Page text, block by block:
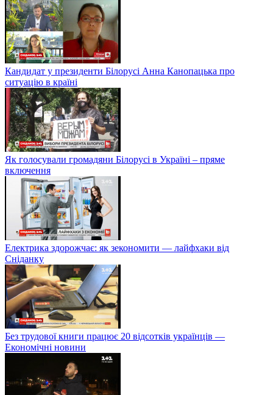
Шведська екоактивістка Ґрета Тунберг повертається до школи
Чи варто робити ПЛР-тест двічі та чому результати можуть
різнитися
Кандидат у президенти Білорусі Анна Канопацька про
ситуацію в країні
Як голосували громадяни Білорусі в Україні – пряме
включення